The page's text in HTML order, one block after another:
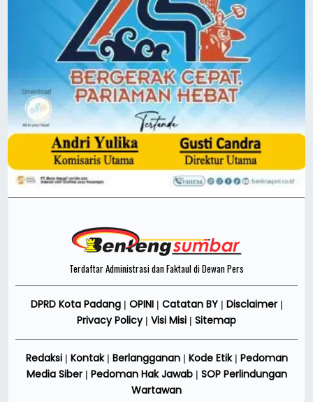
Terdaftar Administrasi dan Faktaul di Dewan Pers
DPRD Kota Padang| OPINI Catatan BY| Disclaimer|
Privacy Policy| Visi Misi Sitemap
Redaksi| Kontak| Berlangganan| Kode Etik| Pedoman
Media Siber| Pedoman Hak Jawab| SOP Perlindungan
Wartawan